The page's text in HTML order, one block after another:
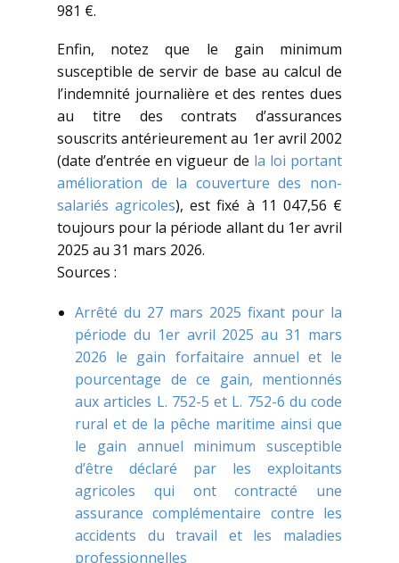
981 €.
Enfin, notez que le gain minimum
susceptible de servir de base au calcul de
l’indemnité journalière et des rentes dues
au titre des contrats d’assurances
souscrits antérieurement au 1er avril 2002
(date d’entrée en vigueur de la loi portant
amélioration de la couverture des non-
salariés agricoles), est fixé à 11 047,56 €
toujours pour la période allant du 1er avril
2025 au 31 mars 2026.
Sources :
Arrêté du 27 mars 2025 fixant pour la
période du 1er avril 2025 au 31 mars
2026 le gain forfaitaire annuel et le
pourcentage de ce gain, mentionnés
aux articles L. 752-5 et L. 752-6 du code
rural et de la pêche maritime ainsi que
le gain annuel minimum susceptible
d’être déclaré par les exploitants
agricoles qui ont contracté une
assurance complémentaire contre les
accidents du travail et les maladies
professionnelles